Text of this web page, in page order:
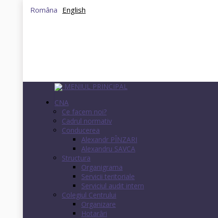
Româna English
MENIUL PRINCIPAL
CNA
Ce facem noi?
Cadrul normativ
Conducerea
Alexandr PÎNZARI
Alexandru SAVCA
Structura
Organigrama
Servicii teritoriale
Serviciul audit intern
Colegiul Centrului
Organizare
Hotarâri